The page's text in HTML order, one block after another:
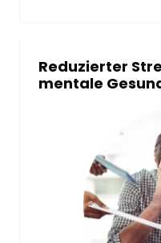
Reduzierter
mentale